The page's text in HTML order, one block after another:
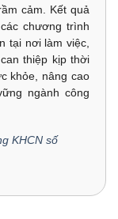
cảm. Kết quả
chương trình
tại nơi làm việc,
thiệp kịp thời
khỏe, nâng cao
ngành công
KHCN số